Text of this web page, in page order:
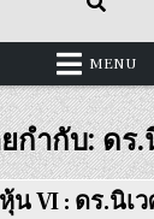
MENU
กำกับ:ดร.
VI : ดร.นิเ